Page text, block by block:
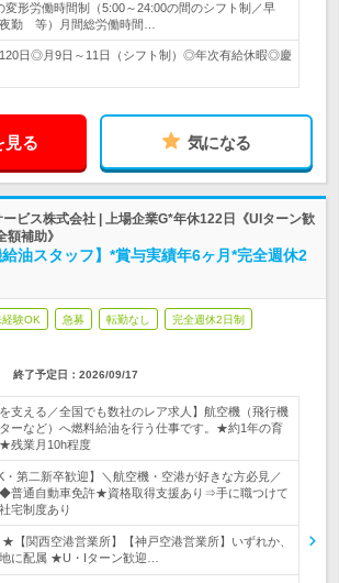
変形労働時間制（5:00～24:00の間のシフト制／早
勤 等）月間総労働時間…
日◎月9日～11日（シフト制）◎年次有給休暇◎慶
見る 気になる
ビス株式会社 | 上場企業G*年休122日《UIターン歓
補助》
油スタッフ】*賞与実績年6ヶ月*完全週休2
験OK 急募 転勤なし 完全週休2日制
終了予定日： 2026/09/17
を支える／全国でも数社のレア求人】航空機（飛行機
ーなど）へ燃料給油を行う仕事です。★約1年の育
残業月10h程度
・第二新卒歓迎】＼航空機・空港が好きな方必見／
普通自動車免許★資格取得支援あり⇒手に職つけて
宅制度あり
【関西空港営業所】【神戸空港営業所】いずれか、
に配属 ★U・Iターン歓迎…